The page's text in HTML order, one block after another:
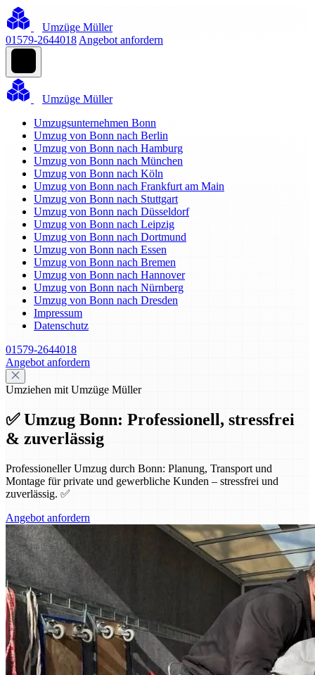
Umzüge Müller
01579-2644018 Angebot anfordern
Umzüge Müller
Umzugsunternehmen Bonn
Umzug von Bonn nach Berlin
Umzug von Bonn nach Hamburg
Umzug von Bonn nach München
Umzug von Bonn nach Köln
Umzug von Bonn nach Frankfurt am Main
Umzug von Bonn nach Stuttgart
Umzug von Bonn nach Düsseldorf
Umzug von Bonn nach Leipzig
Umzug von Bonn nach Dortmund
Umzug von Bonn nach Essen
Umzug von Bonn nach Bremen
Umzug von Bonn nach Hannover
Umzug von Bonn nach Nürnberg
Umzug von Bonn nach Dresden
Impressum
Datenschutz
01579-2644018
Angebot anfordern
Umziehen mit Umzüge Müller
✅ Umzug Bonn: Professionell, stressfrei
& zuverlässig
Professioneller Umzug durch Bonn: Planung, Transport und
Montage für private und gewerbliche Kunden – stressfrei und
zuverlässig. ✅
Angebot anfordern